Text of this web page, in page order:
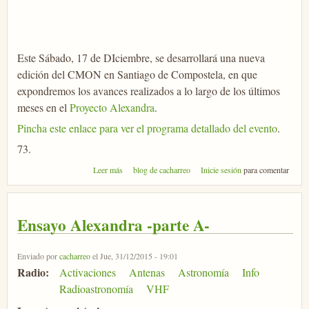
Este Sábado, 17 de DIciembre, se desarrollará una nueva
edición del CMON en Santiago de Compostela, en que
expondremos los avances realizados a lo largo de los últimos
meses en el Proyecto Alexandra.
Pincha este enlace para ver el programa detallado del evento.
73.
Leer más sobre V Wokshop CMON
blog de cacharreo Inicie sesión para comentar
Ensayo Alexandra -parte A-
Enviado porcacharreoel Jue, 31/12/2015 - 19:01
Radio: Activaciones Antenas Astronomía
Info
Radioastronomía
VHF